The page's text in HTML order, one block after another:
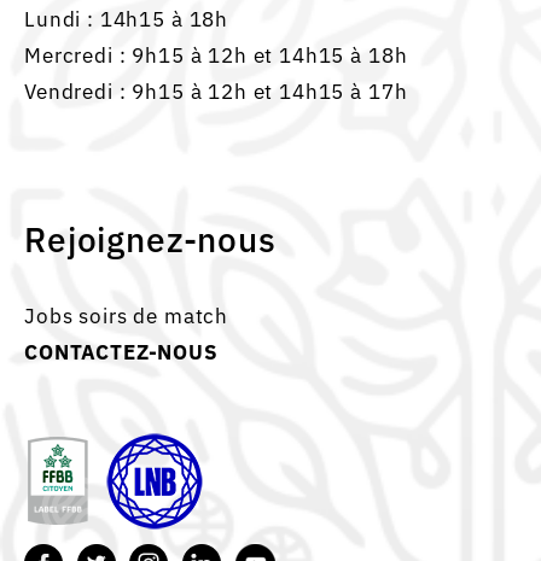
Lundi : 14h15 à 18h
Mercredi : 9h15 à 12h et 14h15 à 18h
Vendredi : 9h15 à 12h et 14h15 à 17h
Rejoignez-nous
Jobs soirs de match
CONTACTEZ-NOUS